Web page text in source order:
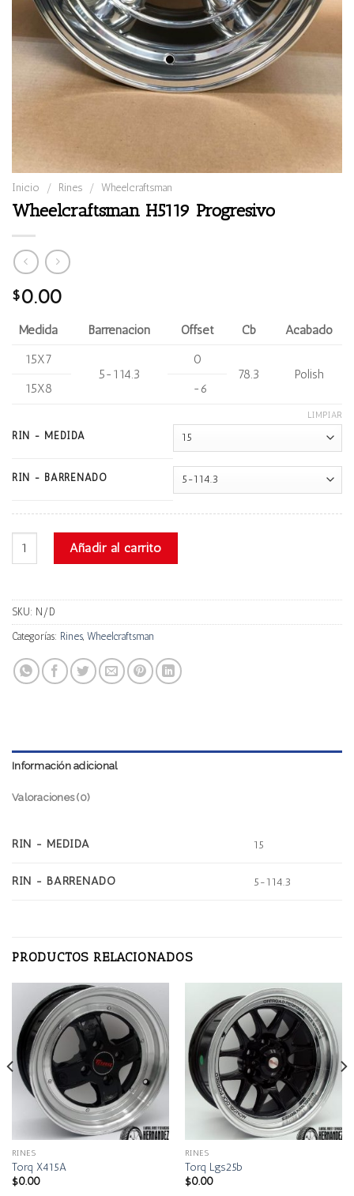
Inicio / Rines / Wheelcraftsman
Wheelcraftsman H5119 Progresivo
$0.00
Medida Barrenación Offset Cb
Acabado
15X7
5-114.3
0
78.3
Polish
15X8
-6
RIN - MEDIDA
RIN - BARRENADO
LIMPIAR
Wheelcraftsman H5119 Progresivo cantidad
Añadir al carrito
SKU: N/D
Categorías: Rines, Wheelcraftsman
Información adicional
Valoraciones (0)
RIN - MEDIDA 15
RIN - BARRENADO 5-114.3
PRODUCTOS RELACIONADOS
RINES
Torq X415A
$0.00
RINES
Torq Lgs25b
$0.00